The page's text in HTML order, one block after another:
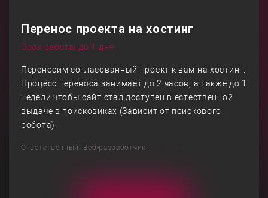
Перенос проекта на хостинг
Срок работы до 1 дня
Переносим согласованный проект к вам на хостинг.
Процесс переноса занимает до 2 часов, а также до 1
недели чтобы сайт стал доступен в естественной
выдаче в поисковиках (Зависит от поискового
робота).
Ответственный: Веб-разработчик